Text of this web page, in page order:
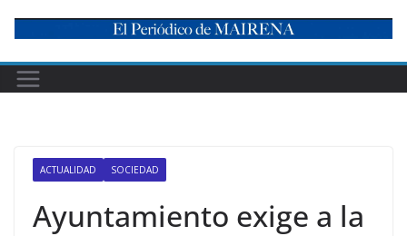
content
ACTUALIDAD SOCIEDAD
Ayuntamiento exige a la